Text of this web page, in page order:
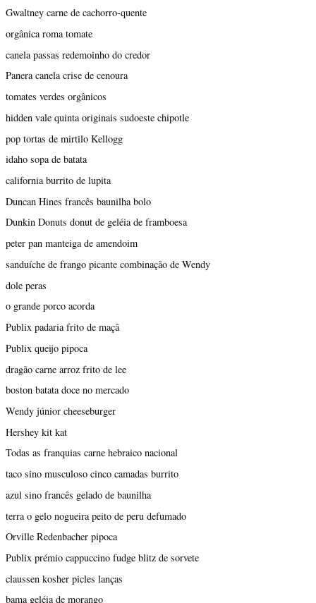
Gwaltney carne de cachorro-quente
orgânica roma tomate
canela passas redemoinho do credor
Panera canela crise de cenoura
tomates verdes orgânicos
hidden vale quinta originais sudoeste chipotle
pop tortas de mirtilo Kellogg
idaho sopa de batata
california burrito de lupita
Duncan Hines francês baunilha bolo
Dunkin Donuts donut de geléia de framboesa
peter pan manteiga de amendoim
sanduíche de frango picante combinação de Wendy
dole peras
o grande porco acorda
Publix padaria frito de maçã
Publix queijo pipoca
dragão carne arroz frito de lee
boston batata doce no mercado
Wendy júnior cheeseburger
Hershey kit kat
Todas as franquias carne hebraico nacional
taco sino musculoso cinco camadas burrito
azul sino francês gelado de baunilha
terra o gelo nogueira peito de peru defumado
Orville Redenbacher pipoca
Publix prémio cappuccino fudge blitz de sorvete
claussen kosher picles lanças
bama geléia de morango